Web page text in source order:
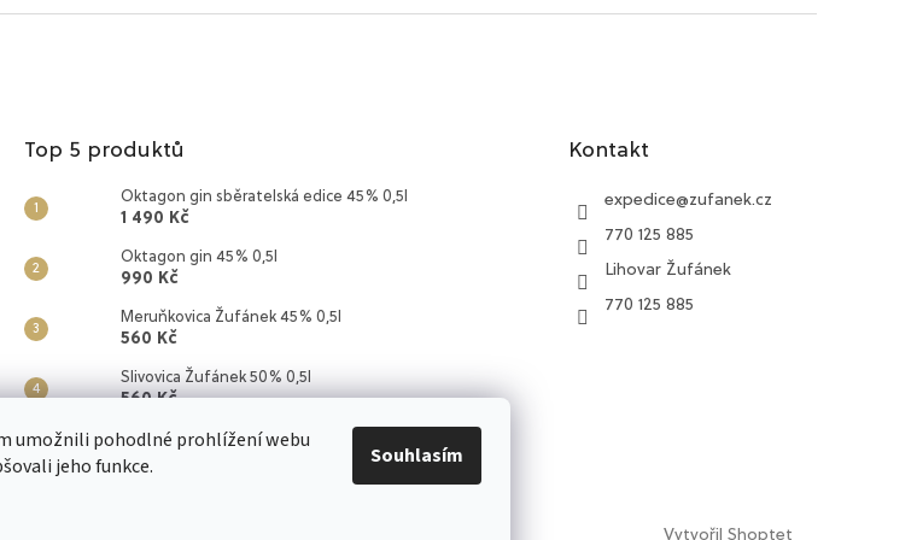
umožnili pohodlné prohlížení webu
jeho funkce.
Souhlasím
Top 5 produktů
Oktagon gin sběratelská edice 45% 0,5l
1 490 Kč
Oktagon gin 45% 0,5l
990 Kč
Meruňkovica Žufánek 45% 0,5l
560 Kč
Slivovica Žufánek 50% 0,5l
560 Kč
Hruškovica Žufánek 45% 0,5l
560 Kč
Kontakt
expedice@zufanek.cz
770 125 885
Lihovar Žufánek
770 125 885
Vytvořil Shoptet